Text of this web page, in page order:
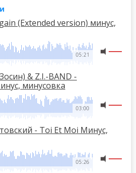
(Extended version) минус,
05:21
& Z.I.-BAND -
минусовка
03:00
- Toi Et Moi Минус,
05:26